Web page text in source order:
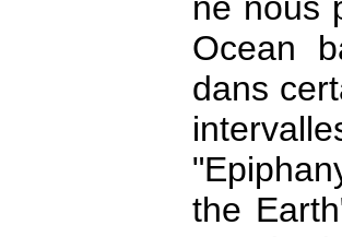
Ocean
dans
the